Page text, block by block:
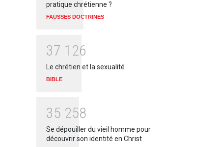
pratique chrétienne ?
FAUSSES DOCTRINES
37 1 26
Le chrétien et la sexualité
BIBLE
35 258
Se dépouiller du vieil homme pour
découvrir son identité en Christ